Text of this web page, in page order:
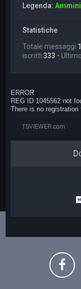
Legenda:
Statistiche
Totale messaggi
iscritti333 •
ERROR
REG ID 1045562 not
There is no